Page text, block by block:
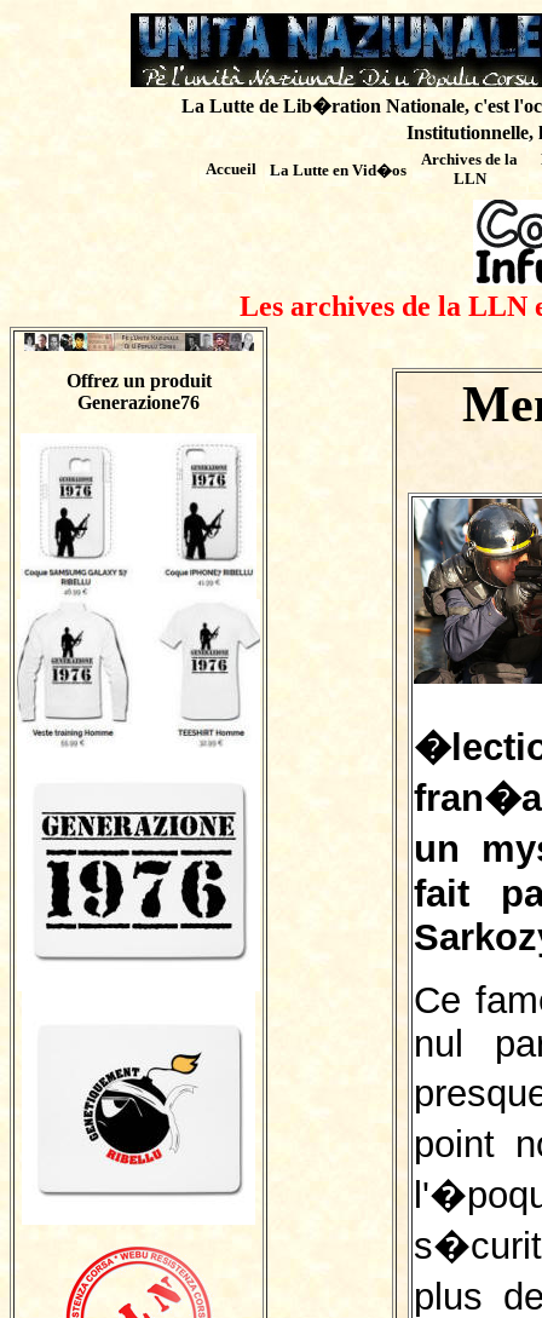
La Lutte de Lib�ration Nationale, c'est
Institutionnelle,
Accueil La Lutte en Vid�os
Archives de la
LLN
Les archives de la LLN
Offrez un produit
Generazione76
un
fait
Ce
nul
point
plus